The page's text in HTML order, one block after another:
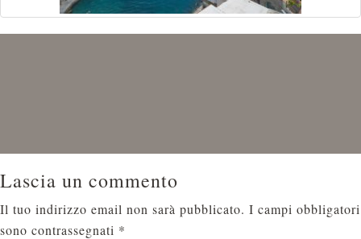
Lascia un commento
Il tuo indirizzo email non sarà pubblicato. I campi obbligatori
sono contrassegnati *